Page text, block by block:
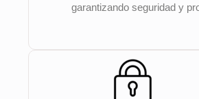
garantizando seguridad y